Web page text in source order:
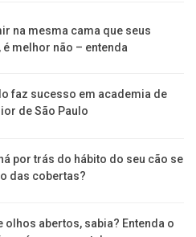
na mesma cama que seus
melhor não – entenda
faz sucesso em academia de
de São Paulo
por trás do hábito do seu cão se
das cobertas?
olhos abertos, sabia? Entenda o